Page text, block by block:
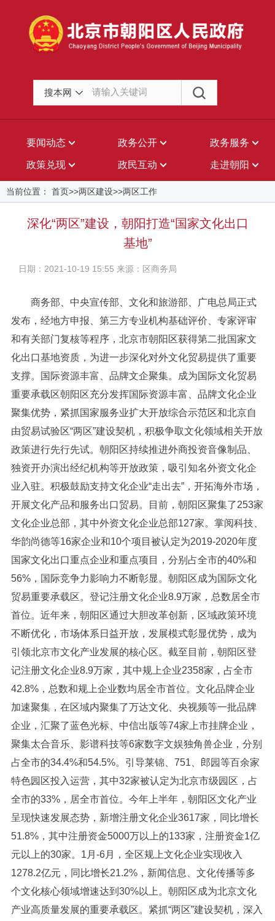
搜本网
要闻动态 政务公开 政务服务
政策兑现 政民互动 走进朝阳
当前位置： 首页>>两区建设>>两区工作
深化“两区”建设，朝阳打造“国家文化出口
基地”
日期：2021-10-19 15:55 来源：区商务局
商务部、中央宣传部、文化和旅游部、广电总局正式
发布，经地方申报、第三方专业机构基础评价、专家评审
和有关部门复核等程序，北京市朝阳区获得第二批国家文
化出口基地资质，为进一步深化对外文化贸易提供了重要
支撑。国际资源丰富、品牌文企聚集。成为国际文化贸易
重要承载区朝阳区充分发挥国际资源丰富、品牌文化企业
聚集优势，紧抓国家服务业扩大开放综合示范区和北京自
由贸易试验区“两区”建设契机，积极争取文化领域相关开放
政策进行先行先试。朝阳区持续推进外商投资音像制品、
独资开办演出经纪机构等开放政策，吸引知名外资文化企
业入驻。积极鼓励支持文化企业“走出去”，开拓海外市场，
开展文化产品和服务出口贸易。目前，朝阳区聚集了253家
文化企业总部，其中外资文化企业总部127家。掌阅科技、
华韵尚德等16家企业和10个项目被认定为2019-2020年度
国家文化出口重点企业和重点项目，分别占全市的40%和
56%，国际竞争力影响力不断彰显。朝阳区成为国际文化
贸易重要承载区。登记注册文化企业8.9万家，总数居全市
首位。近年来，朝阳区通过大胆改革创新，区域政策环境
不断优化，市场体系日益开放，发展模式彰显优势，成为
引领北京市文化产业发展的核心区。截至目前，朝阳区登
记注册文化企业8.9万家，其中规上企业2358家，占全市
42.8%，总数和规上企业数均居全市首位。文化品牌企业
加速聚集，在区域内聚集了万达文化、央视频等一批品牌
企业，汇聚了蓝色光标、中信出版等74家上市挂牌企业，
聚集太合音乐、影谱科技等6家数字文娱独角兽企业，分别
占全市的34.4%和54.5%。引导莱锦、751、郎园等百余家
特色园区投入运营，其中32家被认定为北京市级园区，占
全市的33%，居全市首位。今年上半年，朝阳区文化产业
呈现快速发展态势，新增注册文化企业3617家，同比增长
51.8%，其中注册资金5000万以上的133家，注册资金1亿
元以上的30家。1月-6月，全区规上文化企业实现收入
1278.2亿元，同比增长21.2%，新闻信息、文化传播等多
个文化核心领域增速达到30%以上。朝阳区成为北京文化
产业高质量发展的重要承载区。紧抓“两区”建设契机，深入